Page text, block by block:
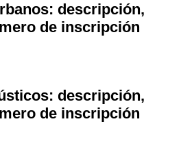
descripción,
de inscripción
descripción,
de inscripción